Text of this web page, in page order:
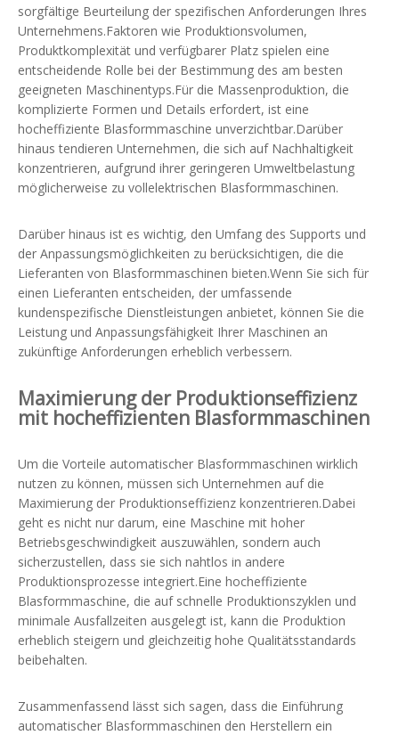
sorgfältige Beurteilung der spezifischen Anforderungen Ihres
Unternehmens.Faktoren wie Produktionsvolumen,
Produktkomplexität und verfügbarer Platz spielen eine
entscheidende Rolle bei der Bestimmung des am besten
geeigneten Maschinentyps.Für die Massenproduktion, die
komplizierte Formen und Details erfordert, ist eine
hocheffiziente Blasformmaschine unverzichtbar.Darüber
hinaus tendieren Unternehmen, die sich auf Nachhaltigkeit
konzentrieren, aufgrund ihrer geringeren Umweltbelastung
möglicherweise zu vollelektrischen Blasformmaschinen.
Darüber hinaus ist es wichtig, den Umfang des Supports und
der Anpassungsmöglichkeiten zu berücksichtigen, die die
Lieferanten von Blasformmaschinen bieten.Wenn Sie sich für
einen Lieferanten entscheiden, der umfassende
kundenspezifische Dienstleistungen anbietet, können Sie die
Leistung und Anpassungsfähigkeit Ihrer Maschinen an
zukünftige Anforderungen erheblich verbessern.
Maximierung der Produktionseffizienz
mit hocheffizienten Blasformmaschinen
Um die Vorteile automatischer Blasformmaschinen wirklich
nutzen zu können, müssen sich Unternehmen auf die
Maximierung der Produktionseffizienz konzentrieren.Dabei
geht es nicht nur darum, eine Maschine mit hoher
Betriebsgeschwindigkeit auszuwählen, sondern auch
sicherzustellen, dass sie sich nahtlos in andere
Produktionsprozesse integriert.Eine hocheffiziente
Blasformmaschine, die auf schnelle Produktionszyklen und
minimale Ausfallzeiten ausgelegt ist, kann die Produktion
erheblich steigern und gleichzeitig hohe Qualitätsstandards
beibehalten.
Zusammenfassend lässt sich sagen, dass die Einführung
automatischer Blasformmaschinen den Herstellern ein